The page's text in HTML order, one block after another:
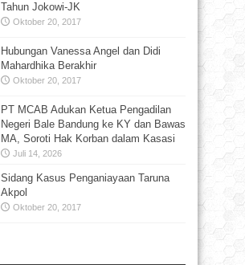
Tahun Jokowi-JK
Oktober 20, 2017
Hubungan Vanessa Angel dan Didi
Mahardhika Berakhir
Oktober 20, 2017
PT MCAB Adukan Ketua Pengadilan
Negeri Bale Bandung ke KY dan Bawas
MA, Soroti Hak Korban dalam Kasasi
Juli 14, 2026
Sidang Kasus Penganiayaan Taruna
Akpol
Oktober 20, 2017